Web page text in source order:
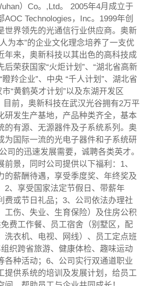
）Co。,Ltd。 2005年4月成立于
AOC Technologies，Inc。1999年创
世界领先的光通信行业供应商。奥新
为本”的企业文化理念培养了一支优
年来，奥新科技以其出色的高科技成
后荣获国家“火炬计划”、“湖北省高新
羚企业”、中央 “千人计划”、湖北省
“黄鹤英才计划”以及东湖开发区
目前，奥新科技在武汉光谷拥有2万平
研发生产基地，产品种类齐全，基本
的有源、无源器件及子系统系列。奥
为国际一流的光电子器件和子系统研
司的迅速发展需要，诚聘各类英才。
前景，同时公司提供以下福利：1、
的薪酬待遇，享受季度奖、年终奖及
2、享受国家法定节假日、带薪年
费或节日礼品；3、公司依法办理社
工伤、失业、生育保险）及住房公积
费工作餐、员工宿舍（别墅区，配
洗衣机、电视、网线）、员工定点班
织跨省旅游、健康体检、趣味运动
各种活动；6、公司实行双通道职业
提供系统的培训及发展计划，给员工